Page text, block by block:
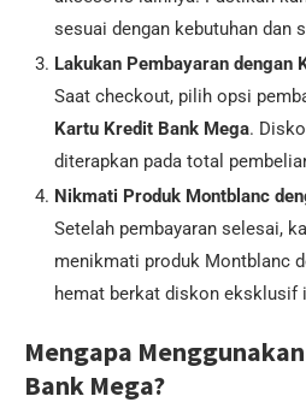
sesuai dengan kebutuhan dan
Lakukan Pembayaran dengan
Saat checkout, pilih opsi
Kartu Kredit Bank Mega.
diterapkan pada total
Nikmati Produk Montblanc
Setelah pembayaran selesai,
menikmati produk Montblanc
hemat berkat diskon eksklusif
Mengapa
Bank Mega?